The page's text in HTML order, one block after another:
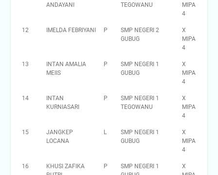
ANDAYANI
TEGOWANU
MIPA
4
12 IMELDA FEBRIYANI P
SMP NEGERI 2
GUBUG
X
MIPA
4
13
INTAN AMALIA
MEIIS
P
SMP NEGERI 1
GUBUG
X
MIPA
4
14
INTAN
KURNIASARI
P
SMP NEGERI 1
TEGOWANU
X
MIPA
4
15
JANGKEP
LOCANA
L
SMP NEGERI 1
GUBUG
X
MIPA
4
16
KHUSI ZAFIKA
P
SMP NEGERI 1
X